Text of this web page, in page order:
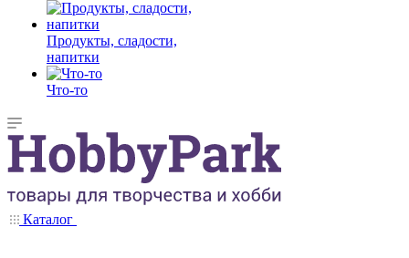
Продукты, сладости,
напитки
Что-то
Каталог